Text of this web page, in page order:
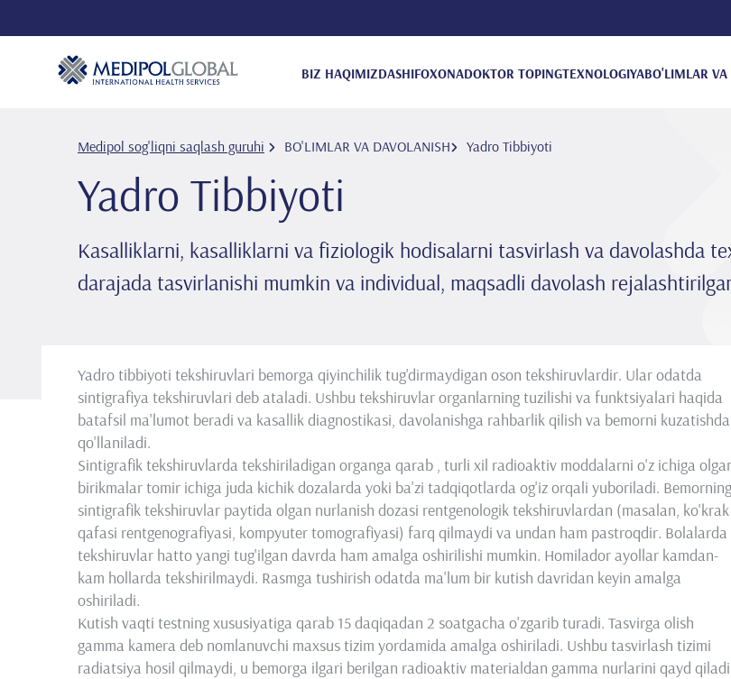
BIZ HAQIMIZDASHIFOXONADOKTOR TOPINGTEXNOLOGIYA
Medipol sog'liqni saqlash guruhi BO'LIMLAR VA DAVOLANISH Yadro Tibbiyoti
Yadro Tibbiyoti
Kasalliklarni, kasalliklarni va fiziologik hodisalarni tasvirlash va davolashda
darajada tasvirlanishi mumkin va individual, maqsadli davolash
Yadro tibbiyoti tekshiruvlari bemorga qiyinchilik tug'dirmaydigan oson tekshiruvlardir. Ular odatda
sintigrafiya tekshiruvlari deb ataladi. Ushbu tekshiruvlar organlarning tuzilishi va funktsiyalari haqida
batafsil ma'lumot beradi va kasallik diagnostikasi, davolanishga rahbarlik qilish va bemorni kuzatishda
qo'llaniladi.
Sintigrafik tekshiruvlarda tekshiriladigan organga qarab , turli xil radioaktiv moddalarni o'z ichiga
birikmalar tomir ichiga juda kichik dozalarda yoki ba'zi tadqiqotlarda og'iz orqali yuboriladi. Bemorning
sintigrafik tekshiruvlar paytida olgan nurlanish dozasi rentgenologik tekshiruvlardan (masalan, ko'krak
qafasi rentgenografiyasi, kompyuter tomografiyasi) farq qilmaydi va undan ham pastroqdir. Bolalarda
tekshiruvlar hatto yangi tug'ilgan davrda ham amalga oshirilishi mumkin. Homilador ayollar kamdan-
kam hollarda tekshirilmaydi. Rasmga tushirish odatda ma'lum bir kutish davridan keyin amalga
oshiriladi.
Kutish vaqti testning xususiyatiga qarab 15 daqiqadan 2 soatgacha o'zgarib turadi. Tasvirga olish
gamma kamera deb nomlanuvchi maxsus tizim yordamida amalga oshiriladi. Ushbu tasvirlash tizimi
radiatsiya hosil qilmaydi, u bemorga ilgari berilgan radioaktiv materialdan gamma nurlarini qayd